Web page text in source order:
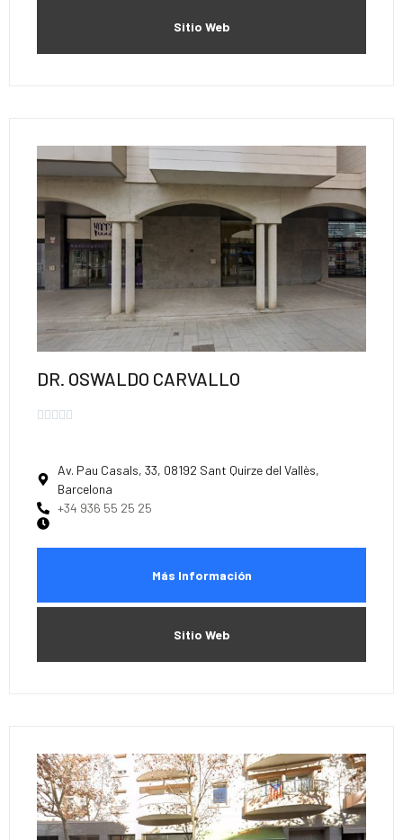
Sitio Web
DR. OSWALDO CARVALLO
    
Av. Pau Casals, 33, 08192 Sant Quirze del Vallès,
Barcelona
+34 936 55 25 25
Más Información
Sitio Web